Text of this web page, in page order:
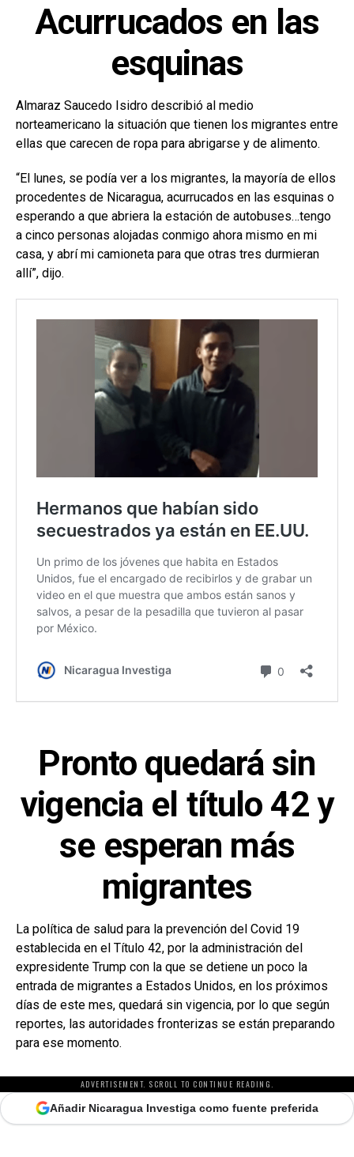
Acurrucados en las
esquinas
Almaraz Saucedo Isidro describió al medio
norteamericano la situación que tienen los migrantes entre
ellas que carecen de ropa para abrigarse y de alimento.
“El lunes, se podía ver a los migrantes, la mayoría de ellos
procedentes de Nicaragua, acurrucados en las esquinas o
esperando a que abriera la estación de autobuses…tengo
a cinco personas alojadas conmigo ahora mismo en mi
casa, y abrí mi camioneta para que otras tres durmieran
allí”, dijo.
Pronto quedará sin
vigencia el título 42 y
se esperan más
migrantes
La política de salud para la prevención del Covid 19
establecida en el Título 42, por la administración del
expresidente Trump con la que se detiene un poco la
entrada de migrantes a Estados Unidos, en los próximos
días de este mes, quedará sin vigencia, por lo que según
reportes, las autoridades fronterizas se están preparando
para ese momento.
ADVERTISEMENT. SCROLL TO CONTINUE READING.
Añadir Nicaragua Investiga como fuente preferida